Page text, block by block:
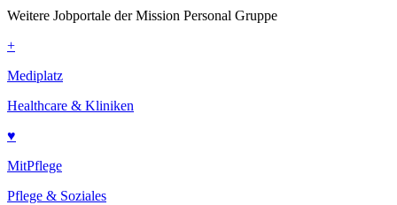
Weitere Jobportale der Mission Personal Gruppe
+
Mediplatz
Healthcare & Kliniken
♥
MitPflege
Pflege & Soziales